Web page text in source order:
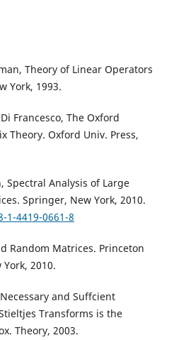
Theory of Linear Operators
York, 1993.
Francesco, The Oxford
Theory. Oxford Univ. Press,
Spectral Analysis of Large
Springer, New York, 2010.
4419-0661-8
Random Matrices. Princeton
2010.
and Suffcient
Transforms is the
Theory, 2003.